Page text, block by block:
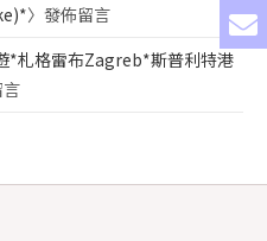
〉發佈留言
*札格雷布Zagreb*斯普利特港